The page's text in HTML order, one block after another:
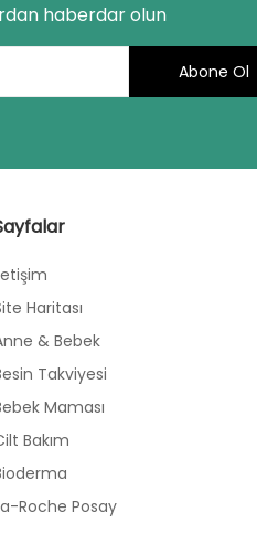
haberdar olun
Abone Ol
Haritası
& Bebek
Takviyesi
Maması
Bakım
Roche Posay